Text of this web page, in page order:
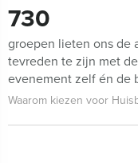
730
groepen lieten ons de
tevreden te zijn met
evenement zelf én de
Waarom kiezen voor